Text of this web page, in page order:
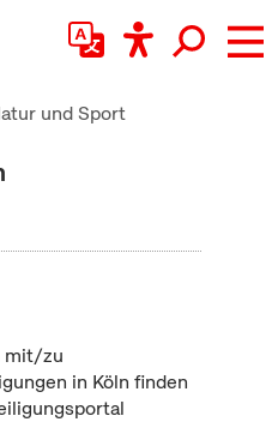
und Sport
mit/zu
in Köln finden